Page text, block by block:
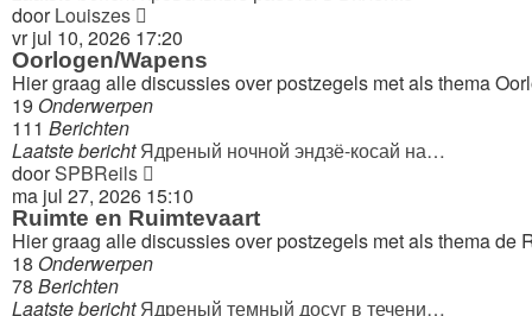
doorLouiszes
laatste
bericht
vr jul 10, 2026 17:20
Oorlogen/Wapens
Hier graag alle discussies over postzegels met als thema
19 Onderwerpen
111 Berichten
Laatste bericht Ядреный ночной эндзё-косай на…
doorSPBReils
laatste
bericht
ma jul 27, 2026 15:10
Ruimte en Ruimtevaart
Hier graag alle discussies over postzegels met als thema de
18 Onderwerpen
78 Berichten
Laatste bericht Ядреный темный досуг в течени…